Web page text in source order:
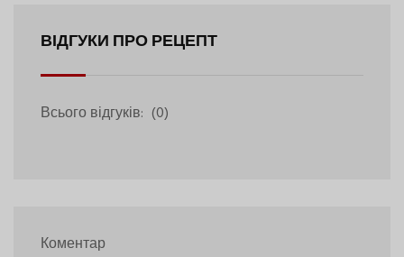
ВІДГУКИ ПРО РЕЦЕПТ
Всього відгуків: (0)
Коментар